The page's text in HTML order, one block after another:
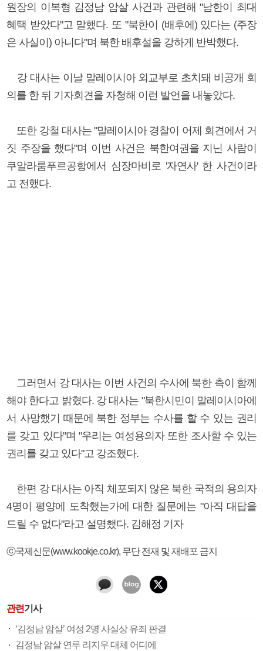
원장의 이복형 김정남 암살 사건과 관련해 "남한이 최대
혜택 받았다"고 말했다. 또 "북한이 (배후에) 있다는 (주장
은 사실이) 아니다"며 북한 배후설을 강하게 반박했다.
강 대사는 이날 말레이시아 외교부로 초치돼 비공개 회
의를 한 뒤 기자회견을 자청해 이런 발언을 내놓았다.
또한 강철 대사는 "말레이시아 경찰이 어제 회견에서 거
짓 주장을 했다"며 이번 사건은 북한여권을 지닌 사람이
쿠알라룸푸르공항에서 심장마비로 '자연사' 한 사건이라
고 전했다.
그러면서 강 대사는 이번 사건의 수사에 북한 측이 함께
해야 한다고 밝혔다. 강 대사는 "북한시민이 말레이시아에
서 사망했기 때문에 북한 정부는 수사를 할 수 있는 권리
를 갖고 있다"며 "우리는 여성용의자 또한 조사할 수 있는
권리를 갖고 있다"고 강조했다.
한편 강 대사는 아직 체포되지 않은 북한 국적의 용의자
4명이 평양에 도착했는가에 대한 질문에는 "아직 대답을
드릴 수 없다"라고 설명했다. 김해정 기자
ⓒ국제신문(www.kookje.co.kr), 무단 전재 및 재배포 금지
관련기사
‘김정남 암살’ 여성 2명 사실상 유죄 판결
김정남 암살 연루 리지우 대체 어디에